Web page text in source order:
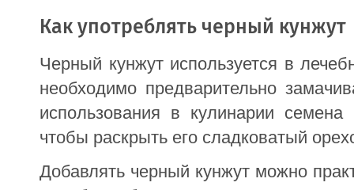
Как употреблять черный кунжут
Черный кунжут используется в
необходимо предварительно
использования в кулинарии
чтобы раскрыть его сладковатый
Добавлять черный кунжут можно